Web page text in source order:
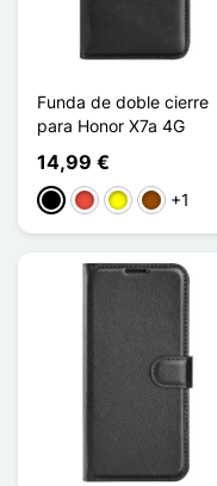
Funda de doble cierre
para Honor X7a 4G
14,99 €
NegroRojoAmarilloMarrón
+1